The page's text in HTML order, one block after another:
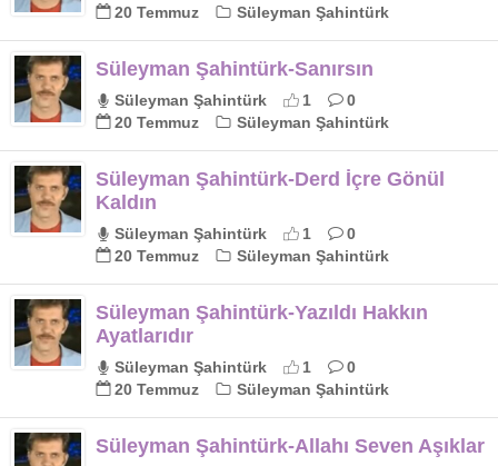
20 Temmuz
Süleyman Şahintürk
Süleyman Şahintürk-Sanırsın
Süleyman Şahintürk 1
0
20 Temmuz
Süleyman Şahintürk
Süleyman Şahintürk-Derd İçre Gönül
Kaldın
Süleyman Şahintürk 1
0
20 Temmuz
Süleyman Şahintürk
Süleyman Şahintürk-Yazıldı Hakkın
Ayatlarıdır
Süleyman Şahintürk 1
0
20 Temmuz
Süleyman Şahintürk
Süleyman Şahintürk-Allahı Seven Aşıklar